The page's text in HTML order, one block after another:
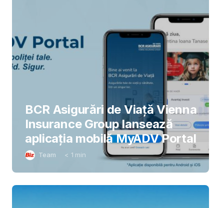
BCR Asigurări de Viață Vienna
Insurance Group lansează
aplicația mobilă MyADV Portal
Team < 1 min